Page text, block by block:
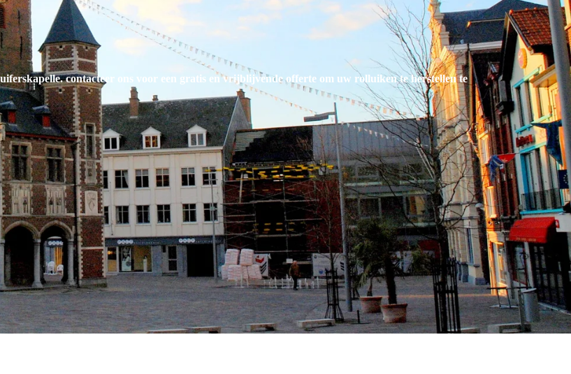
. contacteer ons voor een gratis en vrijblijvende offerte om uw rolluiken te herstellen te